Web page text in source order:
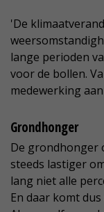
'De
lange perioden
voor de bollen.
medewerking
Grondhonger
De grondhonger
steeds lastiger
lang niet alle
En daar komt